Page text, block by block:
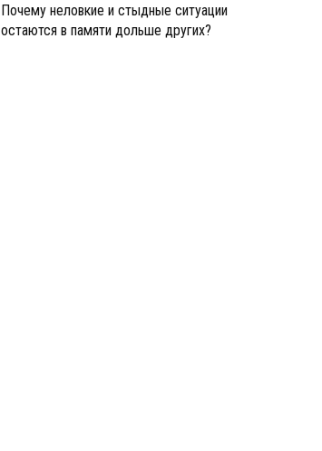
Почему неловкие и стыдные ситуации
остаются в памяти дольше других?